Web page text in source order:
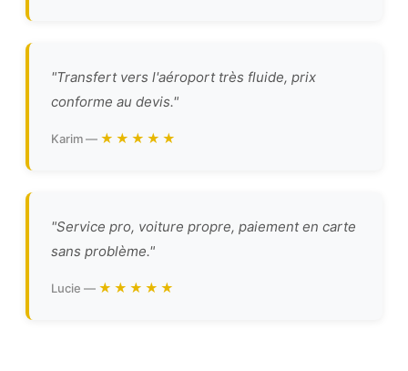
"Transfert vers l'aéroport très fluide, prix
conforme au devis."
Karim — ★★★★★
"Service pro, voiture propre, paiement en carte
sans problème."
Lucie — ★★★★★